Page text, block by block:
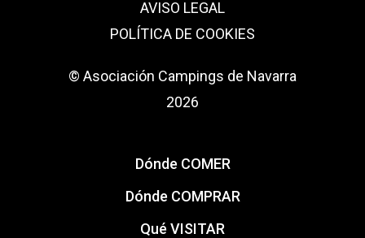
AVISO LEGAL
POLÍTICA DE COOKIES
© Asociación Campings de Navarra
2026
Dónde COMER
Dónde COMPRAR
Qué VISITAR